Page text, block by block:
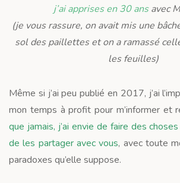
j’ai apprises en 30 ansavec
(je vous rassure, on avait mis une
sol des paillettes et on a ramassé
les feuilles)
Même si j’ai peu publié en 2017, j’ai
mon temps à profit pour m’informer et
que jamais, j’ai envie de faire des
de les partager avec vous, avec toute
paradoxes qu’elle suppose.